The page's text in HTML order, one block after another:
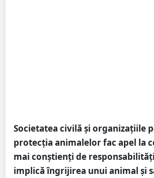
Societatea civilă și organizațiile
protecția animalelor fac apel la
mai conștienți de
implică îngrijirea unui animal și